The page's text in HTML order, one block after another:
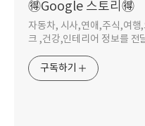
🉐Google 스토리🉐
자동차, 시사,연애,주식,여행
크 ,건강,인테리어 정보를 전
구독하기